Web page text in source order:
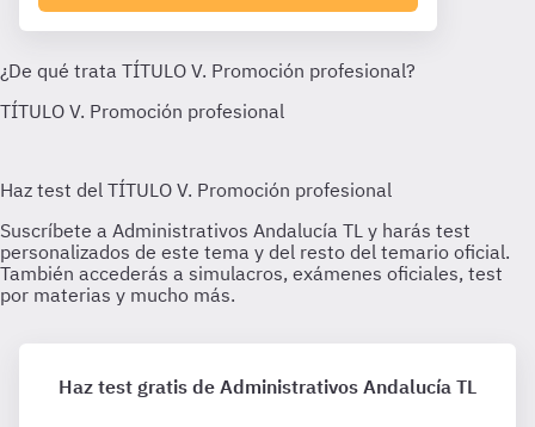
Haz test gratis de Administrativos Andalucía TL